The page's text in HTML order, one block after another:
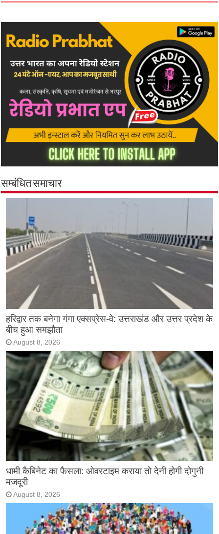
सम्बंधित समाचार
हरिद्वार तक बनेगा गंगा एक्सप्रेस-वे: उत्तराखंड और उत्तर प्रदेश के
बीच हुआ समझौता
August 8, 2026
धामी कैबिनेट का फैसला: ओवरटाइम कराया तो देनी होगी दोगुनी
मजदूरी
August 8, 2026